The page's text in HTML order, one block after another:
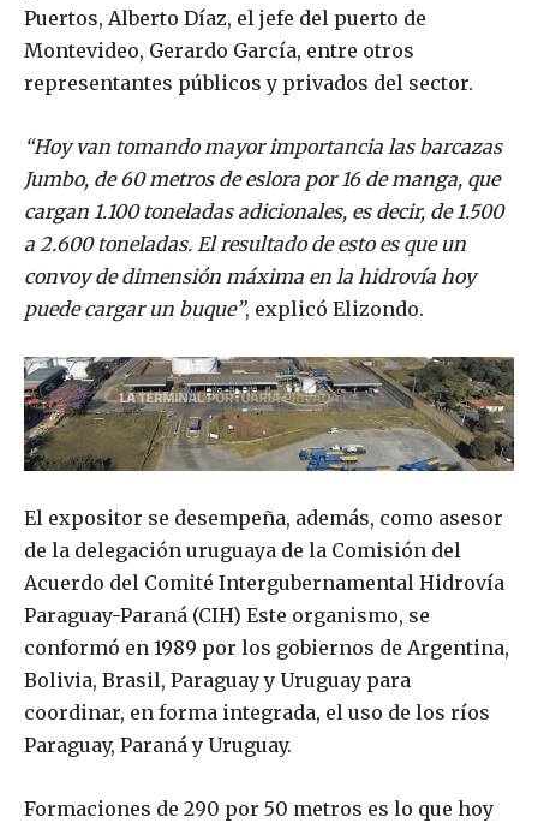
Puertos, Alberto Díaz, el jefe del puerto de
Montevideo, Gerardo García, entre otros
representantes públicos y privados del sector.
“Hoy van tomando mayor importancia las barcazas
Jumbo, de 60 metros de eslora por 16 de manga, que
cargan 1.100 toneladas adicionales, es decir, de 1.500
a 2.600 toneladas. El resultado de esto es que un
convoy de dimensión máxima en la hidrovía hoy
puede cargar un buque”, explicó Elizondo.
El expositor se desempeña, además, como asesor
de la delegación uruguaya de la Comisión del
Acuerdo del Comité Intergubernamental Hidrovía
Paraguay-Paraná (CIH) Este organismo, se
conformó en 1989 por los gobiernos de Argentina,
Bolivia, Brasil, Paraguay y Uruguay para
coordinar, en forma integrada, el uso de los ríos
Paraguay, Paraná y Uruguay.
Formaciones de 290 por 50 metros es lo que hoy